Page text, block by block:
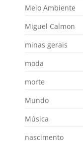
Meio Ambiente
Miguel Calmon
minas gerais
moda
morte
Mundo
Música
nascimento